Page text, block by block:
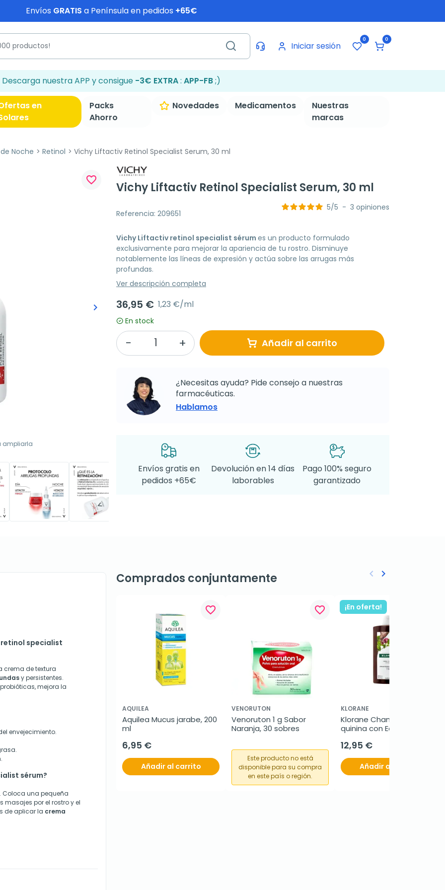
Envíos GRATIS a Península en pedidos +65€
Iniciar sesión
0 0
Descarga nuestra APP y consigue -3€ EXTRA: APP-FB;)
en
Packs
Ahorro
Novedades Medicamentos
Nuestras
marcas
Noche Retinol Vichy Liftactiv Retinol Specialist Serum, 30 ml
Siguiente
keyboard_arrow_right
ampliarla
favorite_border
Vichy Liftactiv Retinol Specialist Serum, 30 ml
Referencia: 209651
5/5 - 3 opiniones
Vichy Liftactiv retinol specialist sérum es un producto formulado
exclusivamente para mejorar la apariencia de tu rostro. Disminuye
notablemente las líneas de expresión y actúa sobre las arrugas más
profundas.
Ver descripción completa
36,95 € 1,23 €/ml
En stock
Añadir al carrito
¿Necesitas ayuda? Pide consejo a nuestras
farmacéuticas.
Hablamos
Envíos gratis en
pedidos +65€
Devolución en 14 días
laborables
Pago 100% seguro
garantizado
retinol specialist
crema de textura
y persistentes.
mejora la
envejecimiento.
sérum?
Coloca una pequeña
por el rostro y el
de aplicar la crema
Comprados conjuntamente
favorite_border
AQUILEA
Aquilea Mucus jarabe, 200
ml
6,95 €
Añadir al carrito
favorite_border
VENORUTON
Venoruton 1 g Sabor
Naranja, 30 sobres
Este producto no está
disponible para su compra
en este país o región.
¡En oferta!
KLORANE
Klorane Champú a la
quinina con Edelweiss BIO,
12,95 €
Añadir al carrito
Anterior
keyboard_arrow_left Siguiente
keyboard_arrow_right